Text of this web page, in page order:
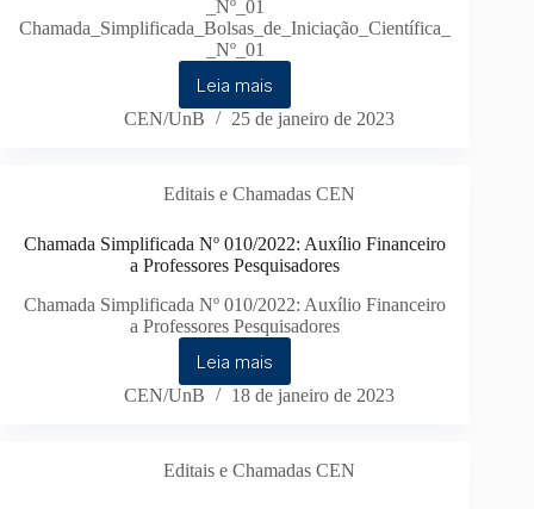
_Nº_01
Chamada_Simplificada_Bolsas_de_Iniciação_Científica_
_Nº_01
Leia mais
CEN/UnB 25 de janeiro de 2023
Editais e Chamadas CEN
Chamada Simplificada Nº 010/2022: Auxílio Financeiro
a Professores Pesquisadores
Chamada Simplificada Nº 010/2022: Auxílio Financeiro
a Professores Pesquisadores
Leia mais
CEN/UnB 18 de janeiro de 2023
Editais e Chamadas CEN